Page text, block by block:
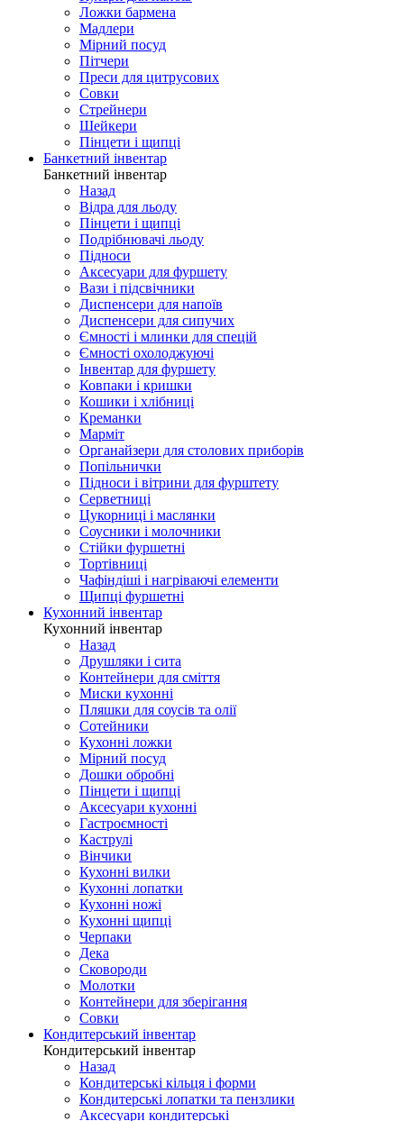
Ложки бармена
Мадлери
Мірний посуд
Пітчери
Преси для цитрусових
Совки
Стрейнери
Шейкери
Пінцети і щипці
Банкетний інвентар
Банкетний інвентар
Назад
Відра для льоду
Пінцети і щипці
Подрібнювачі льоду
Підноси
Аксесуари для фуршету
Вази і підсвічники
Диспенсери для напоїв
Диспенсери для сипучих
Ємності і млинки для спецій
Ємності охолоджуючі
Інвентар для фуршету
Ковпаки і кришки
Кошики і хлібниці
Креманки
Марміт
Органайзери для столових приборів
Попільнички
Підноси і вітрини для фурштету
Серветниці
Цукорниці і маслянки
Соусники і молочники
Стійки фуршетні
Тортівниці
Чафіндіші і нагріваючі елементи
Щипці фуршетні
Кухонний інвентар
Кухонний інвентар
Назад
Друшляки і сита
Контейнери для сміття
Миски кухонні
Пляшки для соусів та олії
Сотейники
Кухонні ложки
Мірний посуд
Дошки обробні
Пінцети і щипці
Аксесуари кухонні
Гастроємності
Каструлі
Вінчики
Кухонні вилки
Кухонні лопатки
Кухонні ножі
Кухонні щипці
Черпаки
Дека
Сковороди
Молотки
Контейнери для зберігання
Совки
Кондитерський інвентар
Кондитерський інвентар
Назад
Кондитерські кільця і форми
Кондитерські лопатки та пензлики
Аксесуари кондитерські